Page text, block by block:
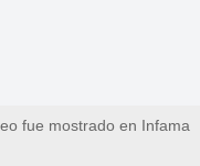
fue mostrado en Infama